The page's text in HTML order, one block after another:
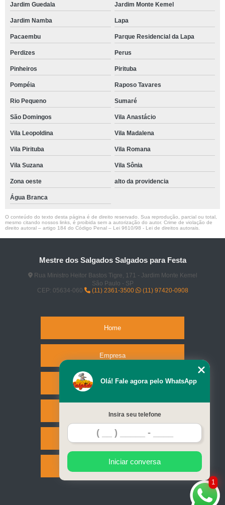
Jardim Guedala Jardim Monte Kemel
Jardim Namba Lapa
Pacaembu Parque Residencial da Lapa
Perdizes Perus
Pinheiros Pirituba
Pompéia Raposo Tavares
Rio Pequeno Sumaré
São Domingos Vila Anastácio
Vila Leopoldina Vila Madalena
Vila Pirituba Vila Romana
Vila Suzana Vila Sônia
Zona oeste alto da providencia
Água Branca
O conteúdo do texto desta página é de direito reservado. Sua reprodução, parcial ou total,
mesmo citando nossos links, é proibida sem a autorização do autor. Crime de violação de
direito autoral – artigo 184 do Código Penal – Lei 9610/98 - Lei de direitos autorais
Mestre dos Salgados Salgados para Festa
Rua Ministro Heitor Bastos Tigre, 171 - Jardim Monte Kemel
São Paulo - SP
CEP: 05634-060
(11) 2361-3500 (11) 97420-0908
Home
Empresa
Missão
Serviços
Contato
Mapa do site
1
Olá! Fale agora pelo WhatsApp
Insira seu telefone
Iniciar conversa